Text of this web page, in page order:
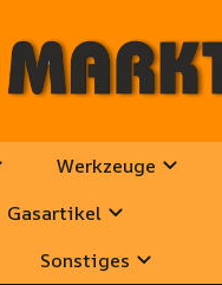
Werkzeuge
Gasartikel
Sonstiges